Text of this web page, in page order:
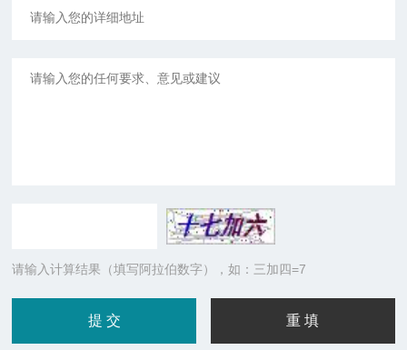
请输入计算结果（填写阿拉伯数字），如：三加四=7